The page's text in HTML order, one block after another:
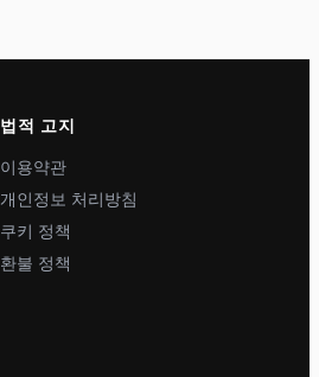
법적 고지
이용약관
개인정보 처리방침
쿠키 정책
환불 정책